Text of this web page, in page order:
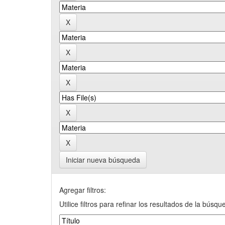
Iniciar nueva búsqueda
Agregar filtros:
Utilice filtros para refinar los resultados de la